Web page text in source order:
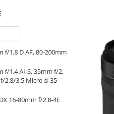
f/1.8 D AF, 80-200mm
f/1.4 AI-S, 35mm f/2,
2.8/3.5 Micro si 35-
16-80mm f/2.8-4E